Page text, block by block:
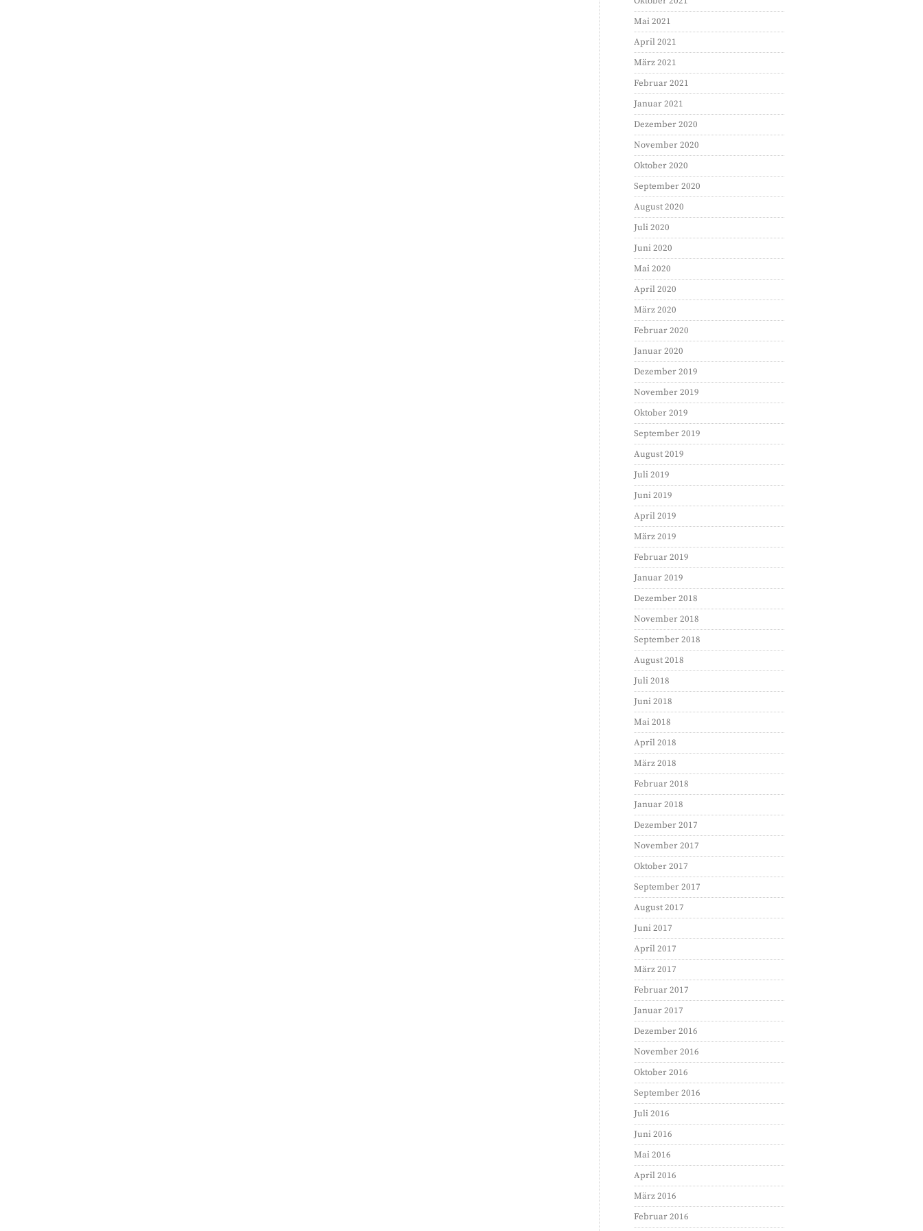
Mai 2021
April 2021
März 2021
Februar 2021
Januar 2021
Dezember 2020
November 2020
Oktober 2020
September 2020
August 2020
Juli 2020
Juni 2020
Mai 2020
April 2020
März 2020
Februar 2020
Januar 2020
Dezember 2019
November 2019
Oktober 2019
September 2019
August 2019
Juli 2019
Juni 2019
April 2019
März 2019
Februar 2019
Januar 2019
Dezember 2018
November 2018
September 2018
August 2018
Juli 2018
Juni 2018
Mai 2018
April 2018
März 2018
Februar 2018
Januar 2018
Dezember 2017
November 2017
Oktober 2017
September 2017
August 2017
Juni 2017
April 2017
März 2017
Februar 2017
Januar 2017
Dezember 2016
November 2016
Oktober 2016
September 2016
Juli 2016
Juni 2016
Mai 2016
April 2016
März 2016
Februar 2016